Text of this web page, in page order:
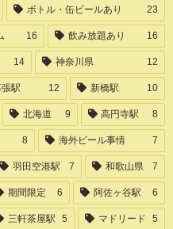
ボトル・缶ビールあり 23
16 飲み放題あり 16
14 神奈川県 12
駅 12 新橋駅 10
北海道 9 高円寺駅 8
8 海外ビール事情 7
羽田空港駅 7 和歌山県 7
期間限定 6 阿佐ヶ谷駅 6
三軒茶屋駅 5 マドリード 5